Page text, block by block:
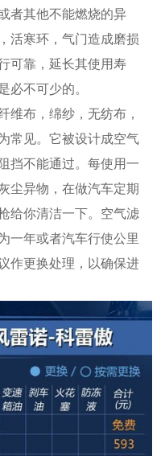
者其他不能燃烧的异
活寒环，气门造成磨损
可靠，延长其使用寿
必不可少的。
维布，绵纱，无纺布，
常见。它被设计成空气
挡不能通过。每使用一
尘异物，在做汽车定期
给你清洁一下。空气滤
一年或者汽车行使公里
作更换处理，以确保进